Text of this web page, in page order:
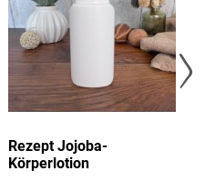
Rezept Jojoba-
Körperlotion